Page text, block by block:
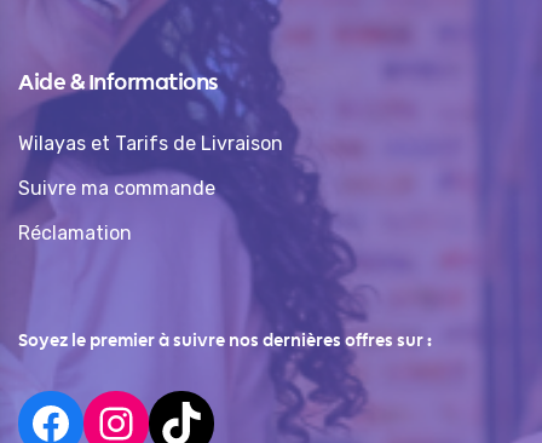
Aide & Informations
Wilayas et Tarifs de Livraison
Suivre ma commande
Réclamation
Soyez le premier à suivre nos dernières offres sur :